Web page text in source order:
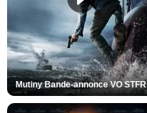
Mutiny Bande-annonce VO STFR